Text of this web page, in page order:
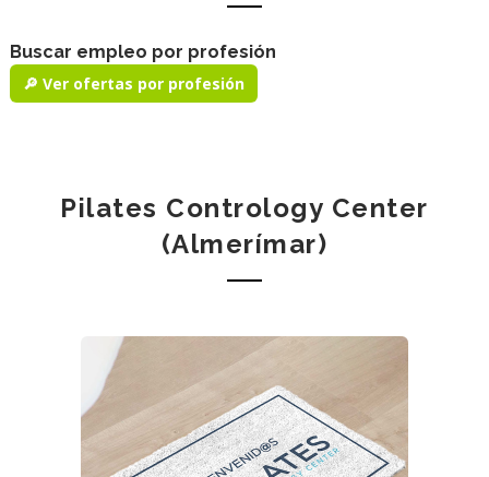
Buscar empleo por profesión
🔎 Ver ofertas por profesión
Pilates Contrology Center
(Almerímar)